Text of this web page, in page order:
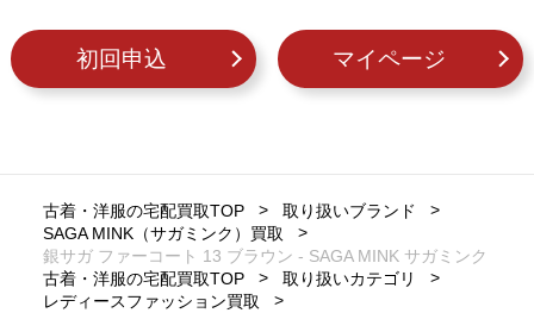
初回申込 マイページ
古着・洋服の宅配買取TOP
取り扱いブランド
SAGA MINK（サガミンク）買取
銀サガ ファーコート 13 ブラウン - SAGA MINK サガミンク
古着・洋服の宅配買取TOP
取り扱いカテゴリ
レディースファッション買取